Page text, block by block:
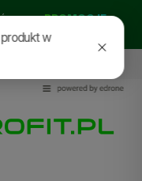
nasze:PROMOCJE